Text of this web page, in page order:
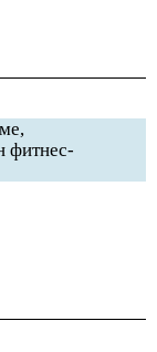
фитнес-